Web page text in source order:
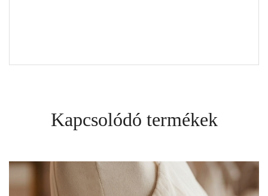
Kapcsolódó termékek